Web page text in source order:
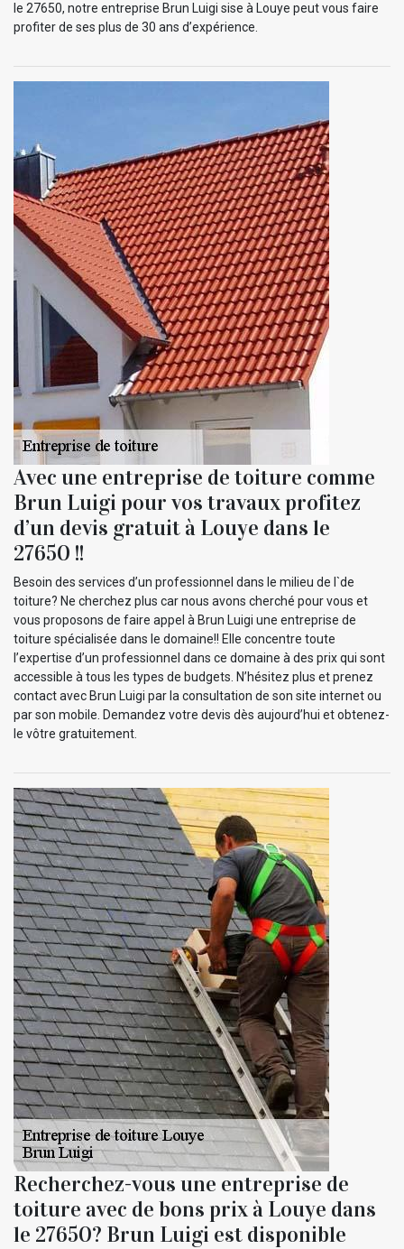
le 27650, notre entreprise Brun Luigi sise à Louye peut vous faire
profiter de ses plus de 30 ans d’expérience.
Avec une entreprise de toiture comme
Brun Luigi pour vos travaux profitez
d’un devis gratuit à Louye dans le
27650 !!
Besoin des services d’un professionnel dans le milieu de l`de
toiture? Ne cherchez plus car nous avons cherché pour vous et
vous proposons de faire appel à Brun Luigi une entreprise de
toiture spécialisée dans le domaine!! Elle concentre toute
l’expertise d’un professionnel dans ce domaine à des prix qui sont
accessible à tous les types de budgets. N’hésitez plus et prenez
contact avec Brun Luigi par la consultation de son site internet ou
par son mobile. Demandez votre devis dès aujourd’hui et obtenez-
le vôtre gratuitement.
Recherchez-vous une entreprise de
toiture avec de bons prix à Louye dans
le 27650? Brun Luigi est disponible